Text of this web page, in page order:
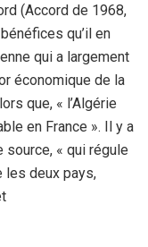
(Accord de 1968,
qu’il en
qui a largement
économique de la
que, « l’Algérie
en France ». Il y a
source, « qui régule
les deux pays,